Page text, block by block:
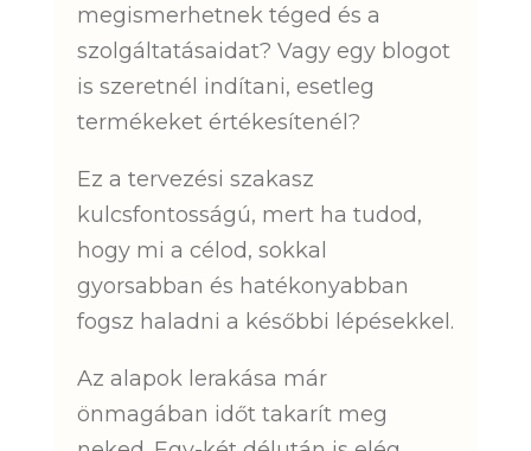
megismerhetnek téged és a
szolgáltatásaidat? Vagy egy blogot
is szeretnél indítani, esetleg
termékeket értékesítenél?
Ez a tervezési szakasz
kulcsfontosságú, mert ha tudod,
hogy mi a célod, sokkal
gyorsabban és hatékonyabban
fogsz haladni a későbbi lépésekkel.
Az alapok lerakása már
önmagában időt takarít meg